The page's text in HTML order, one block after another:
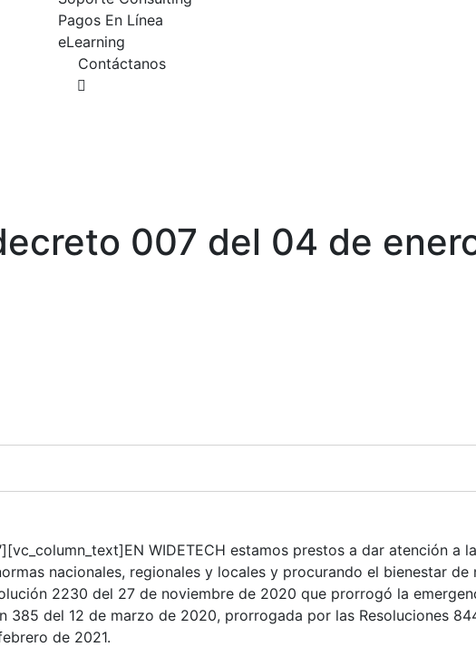
Pagos En Línea
eLearning
Contáctanos
007 del 04 de
WIDETECH estamos prestos a dar atención a
nacionales, regionales y locales y procurando el bienestar de
2230 del 27 de noviembre de 2020 que prorrogó la
385 del 12 de marzo de 2020, prorrogada por las Resoluciones
de 2021.